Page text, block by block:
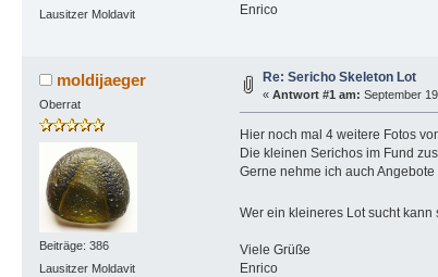
Lausitzer Moldavit
Enrico
moldijaeger
Oberrat
Beiträge: 386
Lausitzer Moldavit
Re: Sericho Skeleton Lot
« Antwort #1 am: September
Hier noch mal 4 weitere Fotos
Die kleinen Serichos im Fund
Gerne nehme ich auch
Wer ein kleineres Lot sucht
Viele Grüße
Enrico